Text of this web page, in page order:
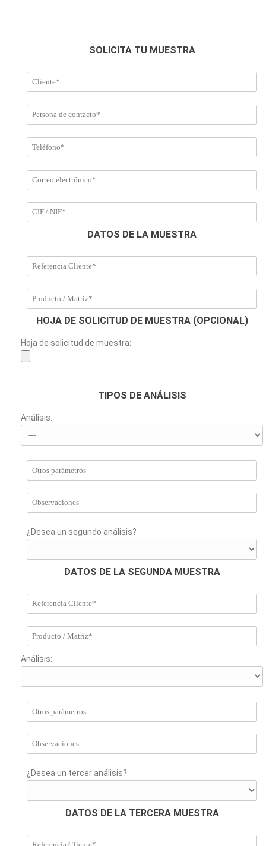
SOLICITA TU MUESTRA
DATOS DE LA MUESTRA
HOJA DE SOLICITUD DE MUESTRA (OPCIONAL)
Hoja de solicitud de muestra:
TIPOS DE ANÁLISIS
Análisis:
¿Desea un segundo análisis?
DATOS DE LA SEGUNDA MUESTRA
Análisis:
¿Desea un tercer análisis?
DATOS DE LA TERCERA MUESTRA